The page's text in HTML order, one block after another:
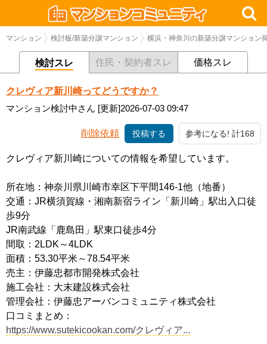
マンション 検討板/新築分譲マンション 横浜・神奈川の新築分譲マンション
検討スレ 住民・契約者スレ 価格スレ
クレヴィア新川崎ってどうですか？
マンション検討中さん [更新]2026-07-03 09:47
削除依頼 投稿する 参考になる! 計168
クレヴィア新川崎についての情報を希望しています。
所在地：神奈川県川崎市幸区下平間146-1他（地番）
交通：JR横須賀線・湘南新宿ライン「新川崎」駅出入口徒
歩9分
JR南武線「鹿島田」駅東口徒歩4分
間取：2LDK～4LDK
面積：53.30平米～78.54平米
売主：伊藤忠都市開発株式会社
施工会社：大末建設株式会社
管理会社：伊藤忠アーバンコミュニティ株式会社
口コミまとめ：
https://www.sutekicookan.com/クレヴィア...